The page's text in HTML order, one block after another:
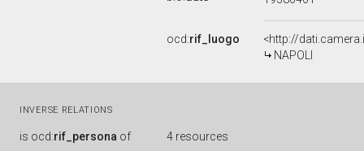
ocd:rif_luogo
<http://
NAPOLI
INVERSE RELATIONS
is ocd:rif_persona of 4 resources